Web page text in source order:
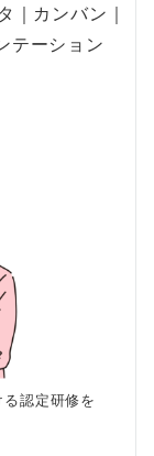
｜カンバン｜
テーション
認定研修を